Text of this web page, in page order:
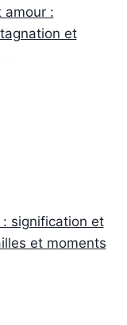
amour :
et
: signification et
et moments